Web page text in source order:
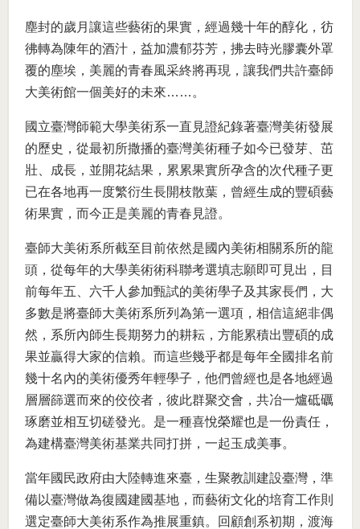
塵封的歲月讓這些藝術的果實，經過幾十年的醇化，彷
彿轉為陳年的酒汁，益加濃郁芬芳，拂去時光膠囊外罩
覆的塵埃，美麗的青春風采終將再現，讓我們共許臺師
大美術館一個美好的未來……。
國立臺灣師範大學美術系一直見證紀錄著臺灣美術發展
的歷史，從最初所撒播的臺灣美術種子如今已發芽、茁
壯、成長，並開花結果，累累果實所孕含的次代種子更
已在各地再一度繁衍生長開枝散葉，曾經生成的豐碩藝
術果實，而今正是美麗的青春見證。
臺師大美術系所截至目前依然是國內美術相關系所的龍
頭，從每年的大學美術術科聯考選填志願即可見出，目
前每年五、六千人參加甄試的美術學子及其家長們，大
多數是將臺師大美術系所列為第一選項，相信這絕非偶
然，系所內師生長期努力的耕耘，方能累積出豐碩的成
果並贏得大家的信賴。而這些幾乎都是每年全國排名前
幾十名內的美術優秀年輕學子，他們曾經也是各地經過
層層篩選而來的佼佼者，彼此群聚交會，共冶一爐砥礪
琢磨並相互切磋發光。是一種喜悅榮耀也是一份責任，
為建構臺灣美術基業共同打拼，一起玉成美事。
當年國民政府由大陸轉進來臺，生聚教訓建設臺灣，準
備以臺灣做為復國建國基地，而藝術文化的培育工作則
選定臺師大美術系作為推展重鎮。回顧創系初期，渡海